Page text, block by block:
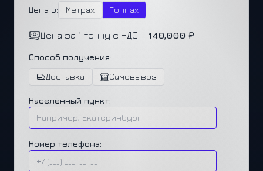
Цена в: Метрах Тоннах
Цена за 1 тонну с НДС —140,000 ₽
Способ получения:
Доставка
Самовывоз
Населённый пункт:
Номер телефона: